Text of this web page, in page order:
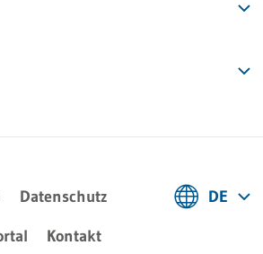
Datenschutz
Kontakt
DE